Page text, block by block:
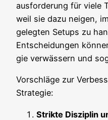
aus­for­de­rung für vie­le
weil sie dazu nei­gen,
ge­leg­ten Set­ups zu
Ent­schei­dun­gen
gie ver­wäs­sern und
Vor­schlä­ge zur
Strategie:
Strik­te Dis­zi­plin